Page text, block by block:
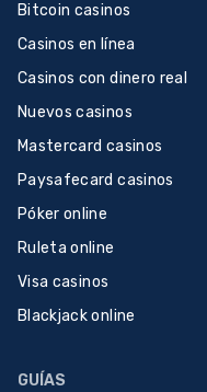
Bitcoin casinos
Casinos en línea
Casinos con dinero real
Nuevos casinos
Mastercard casinos
Paysafecard casinos
Póker online
Ruleta online
Visa casinos
Blackjack online
GUÍAS